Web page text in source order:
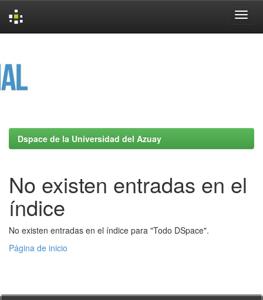
Dspace de la Universidad del Azuay
No existen entradas en el
índice
No existen entradas en el índice para "Todo DSpace".
Página de inicio